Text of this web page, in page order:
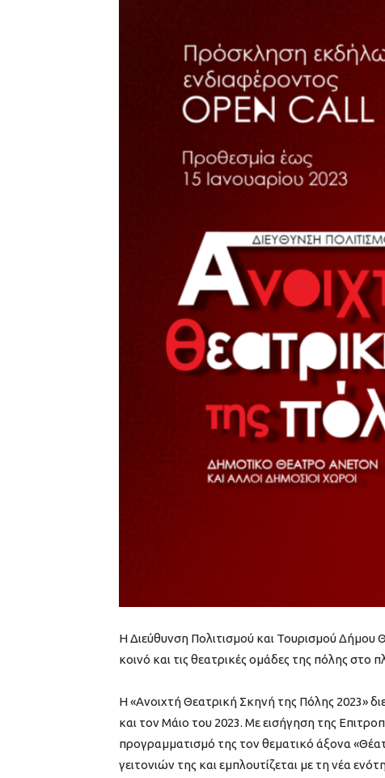
Η Διεύθυνση Πολιτισμού και Τουρισμού Δήμου
κοινό και τις θεατρικές ομάδες της πόλης στο
Η «Ανοιχτή Θεατρική Σκηνή της Πόλης 2023»
και τον Μάιο του 2023. Με εισήγηση της
προγραμματισμό της τον θεματικό άξονα
γειτονιών της και εμπλουτίζεται με τη νέα